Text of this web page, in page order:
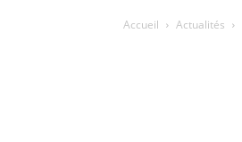
Accueil Actualités